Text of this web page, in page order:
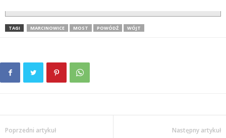
TAGI MARCINOWICE MOST POWÓDŹ WÓJT
Poprzedni artykuł Następny artykuł